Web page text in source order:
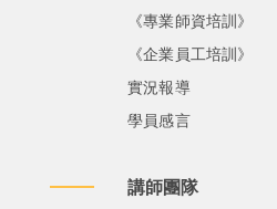
《專業師資培訓》
《企業員工培訓》
實況報導
學員感言
講師團隊